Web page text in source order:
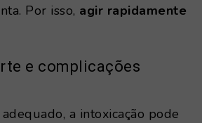
Por isso, agir rapidamente
e complicações
a intoxicação pode